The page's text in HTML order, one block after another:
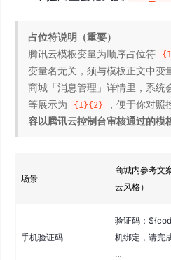
占位符说明（重要）
腾讯云模板变量为顺序占位符
变量名无关，须与模板正文中变
商城「消息管理」详情里，系统
等展示为 {1}{2} ，便于你对照
容以腾讯云控制台审核通过的模
场景
商城内参考文
云风格）
手机验证码
验证码：
机绑定，请完
…